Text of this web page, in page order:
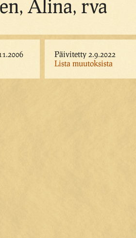
Alina, rva
Päivitetty 2.9.2022
Lista muutoksista